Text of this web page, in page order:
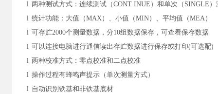
l 两种测试方式：连续测试（CONT INUE）和单次（SINGLE）
l 统计功能：大值（MAX）、小值（MIN）、平均值（MEA）
l 可存贮2000个测量数据，分10组数据保存，可查看保存数据
l 可以连接电脑进行通信读出存贮数据进行保存或打印(可选配)
l 两种校准方式：零点校准和二点校准
l 操作过程有蜂鸣声提示（单次测量方式）
l 自动识别铁基和非铁基底材